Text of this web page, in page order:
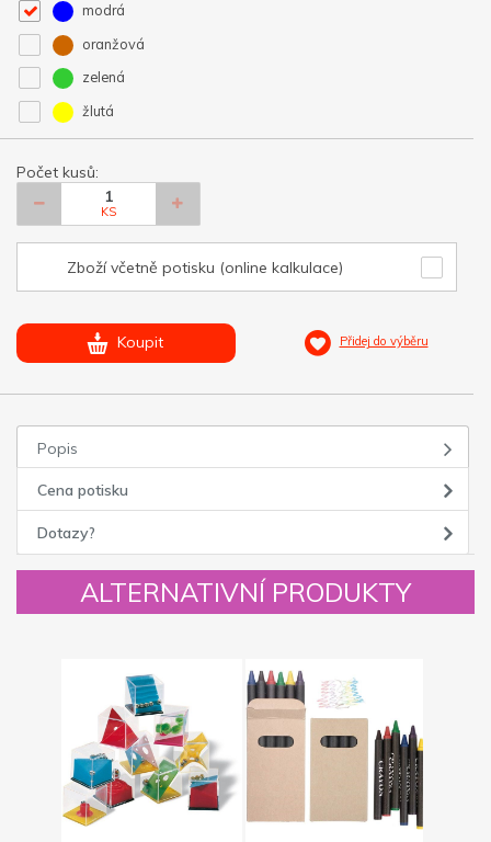
modrá
oranžová
zelená
žlutá
Počet kusů:
KS
Zboží včetně potisku (online kalkulace)
Koupit Přidej do výběru
Popis
Cena potisku
Dotazy?
ALTERNATIVNÍ PRODUKTY